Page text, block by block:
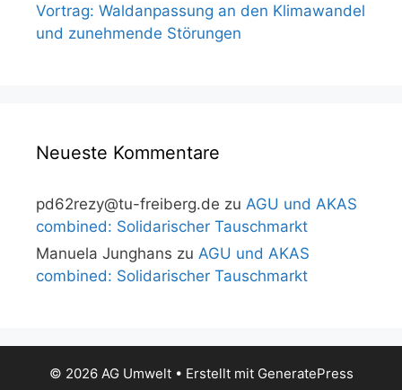
Vortrag: Waldanpassung an den Klimawandel
und zunehmende Störungen
Neueste Kommentare
pd62rezy@tu-freiberg.de zu AGU und AKAS
combined: Solidarischer Tauschmarkt
Manuela Junghans zu AGU und AKAS
combined: Solidarischer Tauschmarkt
© 2026 AG Umwelt• Erstellt mit GeneratePress